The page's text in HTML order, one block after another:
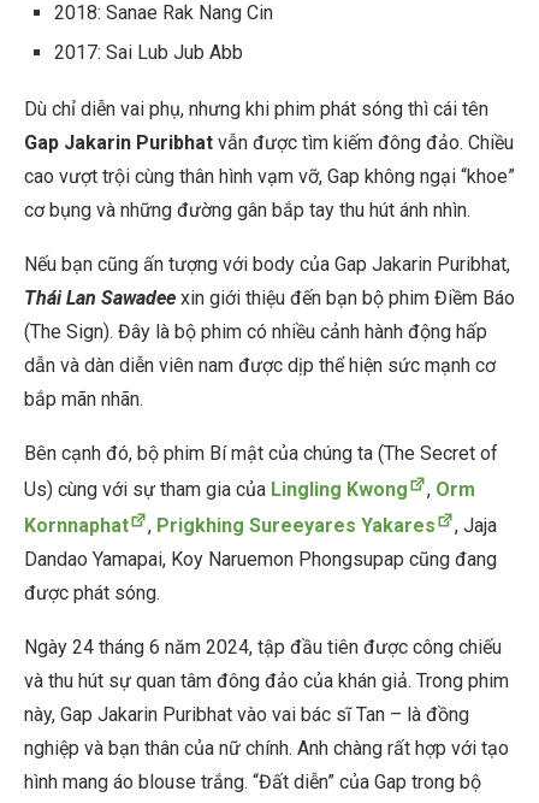
2018: Sanae Rak Nang Cin
2017: Sai Lub Jub Abb
Dù chỉ diễn vai phụ, nhưng khi phim phát sóng thì cái tên
Gap Jakarin Puribhat vẫn được tìm kiếm đông đảo. Chiều
cao vượt trội cùng thân hình vạm vỡ, Gap không ngại “khoe”
cơ bụng và những đường gân bắp tay thu hút ánh nhìn.
Nếu bạn cũng ấn tượng với body của Gap Jakarin Puribhat,
Thái Lan Sawadee xin giới thiệu đến bạn bộ phim Điềm Báo
(The Sign). Đây là bộ phim có nhiều cảnh hành động hấp
dẫn và dàn diễn viên nam được dịp thể hiện sức mạnh cơ
bắp mãn nhãn.
Bên cạnh đó, bộ phim Bí mật của chúng ta (The Secret of
Us) cùng với sự tham gia của Lingling Kwong , Orm
Kornnaphat
, Prigkhing Sureeyares Yakares
, Jaja
Dandao Yamapai, Koy Naruemon Phongsupap cũng đang
được phát sóng.
Ngày 24 tháng 6 năm 2024, tập đầu tiên được công chiếu
và thu hút sự quan tâm đông đảo của khán giả. Trong phim
này, Gap Jakarin Puribhat vào vai bác sĩ Tan – là đồng
nghiệp và bạn thân của nữ chính. Anh chàng rất hợp với tạo
hình mang áo blouse trắng. “Đất diễn” của Gap trong bộ